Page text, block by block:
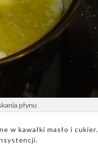
płynu
w kawałki masło i cukier.